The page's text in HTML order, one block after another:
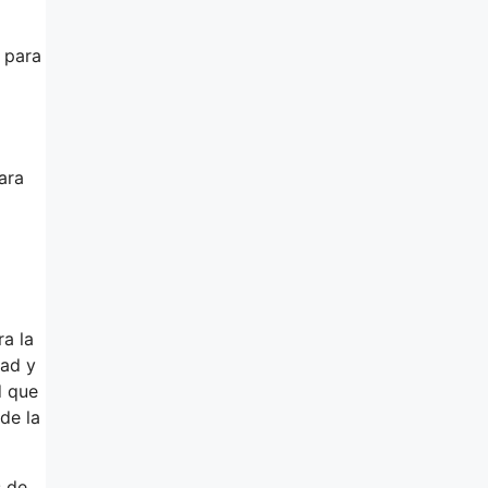
la
y
que
la